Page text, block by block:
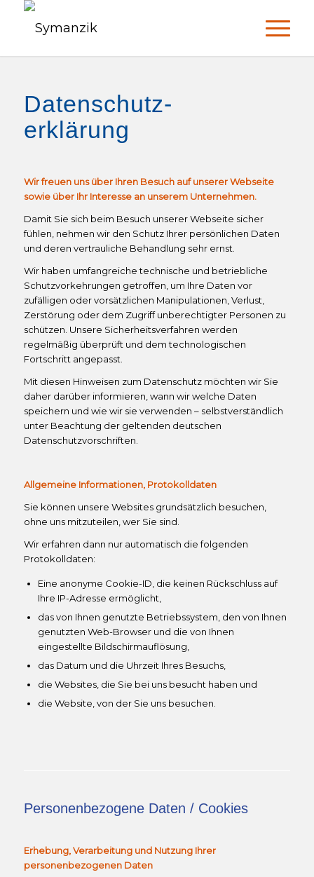
Datenschutz-
erklärung
Wir freuen uns über Ihren Besuch auf unserer Webseite
sowie über Ihr Interesse an unserem Unternehmen.
Damit Sie sich beim Besuch unserer Webseite sicher
fühlen, nehmen wir den Schutz Ihrer persönlichen Daten
und deren vertrauliche Behandlung sehr ernst.
Wir haben umfangreiche technische und betriebliche
Schutzvorkehrungen getroffen, um Ihre Daten vor
zufälligen oder vorsätzlichen Manipulationen, Verlust,
Zerstörung oder dem Zugriff unberechtigter Personen zu
schützen. Unsere Sicherheitsverfahren werden
regelmäßig überprüft und dem technologischen
Fortschritt angepasst.
Mit diesen Hinweisen zum Datenschutz möchten wir Sie
daher darüber informieren, wann wir welche Daten
speichern und wie wir sie verwenden – selbstverständlich
unter Beachtung der geltenden deutschen
Datenschutzvorschriften.
Allgemeine Informationen, Protokolldaten
Sie können unsere Websites grundsätzlich besuchen,
ohne uns mitzuteilen, wer Sie sind.
Wir erfahren dann nur automatisch die folgenden
Protokolldaten:
Eine anonyme Cookie-ID, die keinen Rückschluss auf
Ihre IP-Adresse ermöglicht,
das von Ihnen genutzte Betriebssystem, den von Ihnen
genutzten Web-Browser und die von Ihnen
eingestellte Bildschirmauflösung,
das Datum und die Uhrzeit Ihres Besuchs,
die Websites, die Sie bei uns besucht haben und
die Website, von der Sie uns besuchen.
Personenbezogene Daten / Cookies
Erhebung, Verarbeitung und Nutzung Ihrer
personenbezogenen Daten